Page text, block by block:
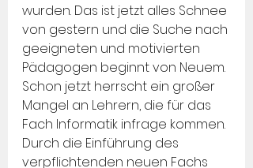
wurden. Das ist jetzt alles Schnee
von gestern und die Suche nach
geeigneten und motivierten
Pädagogen beginnt von Neuem.
Schon jetzt herrscht ein großer
Mangel an Lehrern, die für das
Fach Informatik infrage kommen.
Durch die Einführung des
verpflichtenden neuen Fachs